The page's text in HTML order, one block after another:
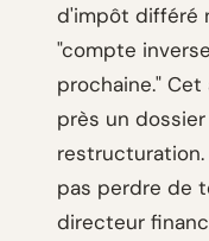
d'impôt différé
"compte
prochaine."
près un
pas perdre de
directeur